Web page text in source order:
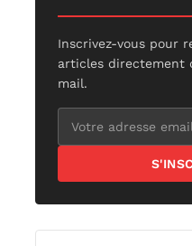
Inscrivez-vous pour
articles directement
mail.